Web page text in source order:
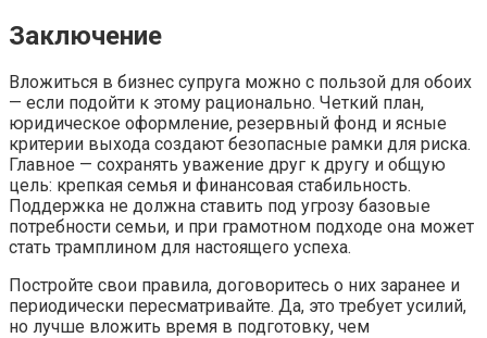
Заключение
Вложиться в бизнес супруга можно с пользой для обоих
— если подойти к этому рационально. Четкий план,
юридическое оформление, резервный фонд и ясные
критерии выхода создают безопасные рамки для риска.
Главное — сохранять уважение друг к другу и общую
цель: крепкая семья и финансовая стабильность.
Поддержка не должна ставить под угрозу базовые
потребности семьи, и при грамотном подходе она может
стать трамплином для настоящего успеха.
Постройте свои правила, договоритесь о них заранее и
периодически пересматривайте. Да, это требует усилий,
но лучше вложить время в подготовку, чем